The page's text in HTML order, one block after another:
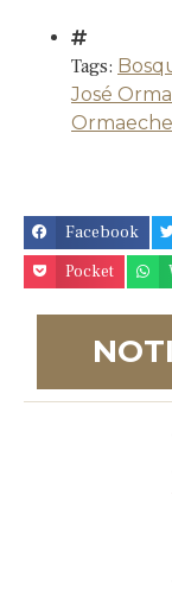
Tags:
José
Facebook
Pocket